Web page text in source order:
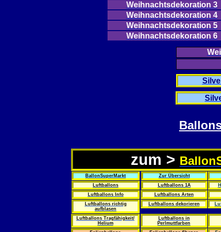
Weihnachtsdekoration 3
Weihnachtsdekoration 4
Weihnachtsdekoration 5
Weihnachtsdekoration 6
zum >
BallonSuperMarkt Zur Übersicht
Luftballons
Luftballons 1A
Luftballons Info
Luftballons Arten
Luftballons richtig
aufblasen
Luftballons dekorieren
Luftballons Tragfähigkeit/
Helium
Luftballons in
Perlmuttfarben